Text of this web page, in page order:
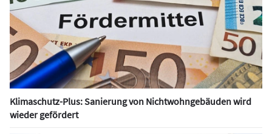
Klimaschutz-Plus: Sanierung von Nichtwohngebäuden wird
wieder gefördert